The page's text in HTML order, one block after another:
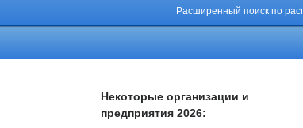
Расширенный поиск по
Некоторые организации и
предприятия 2026: